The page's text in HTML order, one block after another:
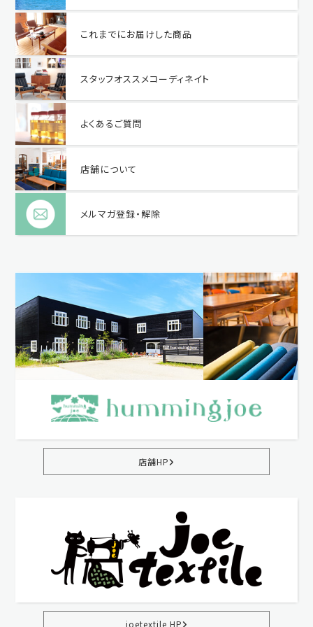
これまでにお届けした商品
スタッフオススメコーディネイト
よくあるご質問
店舗について
メルマガ登録・解除
店舗HP
joetextile HP